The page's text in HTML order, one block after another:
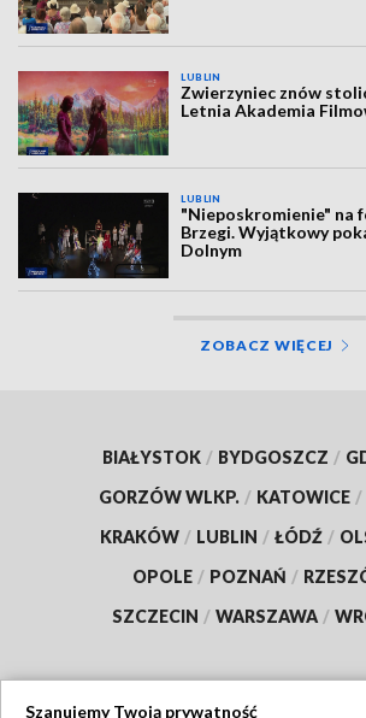
LUBLIN
Zwierzyniec znów
Letnia Akademia
LUBLIN
"Nieposkromienie" na
Brzegi. Wyjątkowy
Dolnym
ZOBACZ WIĘCEJ
BIAŁYSTOK / BYDGOSZCZ /
GORZÓW WLKP. / KATOWICE /
KRAKÓW / LUBLIN / ŁÓDŹ /
OPOLE / POZNAŃ /
SZCZECIN / WARSZAWA /
Szanujemy Twoją prywatność